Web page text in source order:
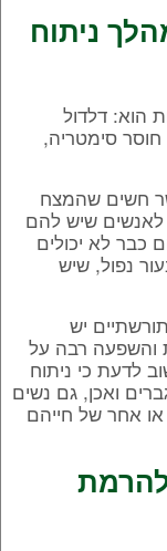
ניתוח
הוא: דלדול
סימטריה,
חשים שהמצח
לאנשים שיש להם
כבר לא יכולים
נפול, שיש
יש
והשפעה רבה על
לדעת כי ניתוח
ואכן, גם נשים
אחר של חייהם